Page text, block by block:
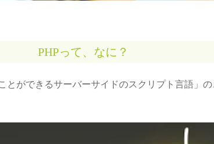
PHPって、なに？
とができるサーバーサイドのスクリプト言語」